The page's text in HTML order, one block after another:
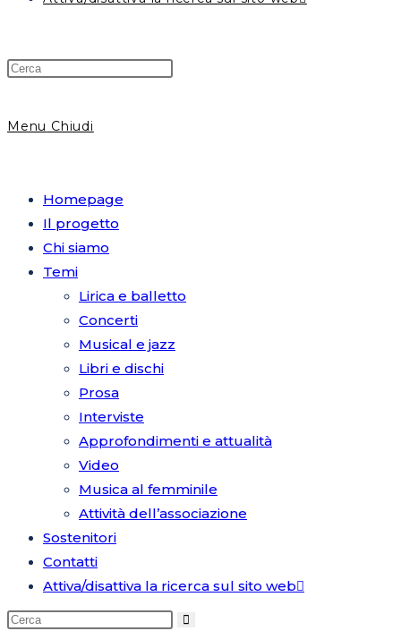
Menu Chiudi
Homepage
Il progetto
Chi siamo
Temi
Lirica e balletto
Concerti
Musical e jazz
Libri e dischi
Prosa
Interviste
Approfondimenti e attualità
Video
Musica al femminile
Attività dell’associazione
Sostenitori
Contatti
Attiva/disattiva la ricerca sul sito web